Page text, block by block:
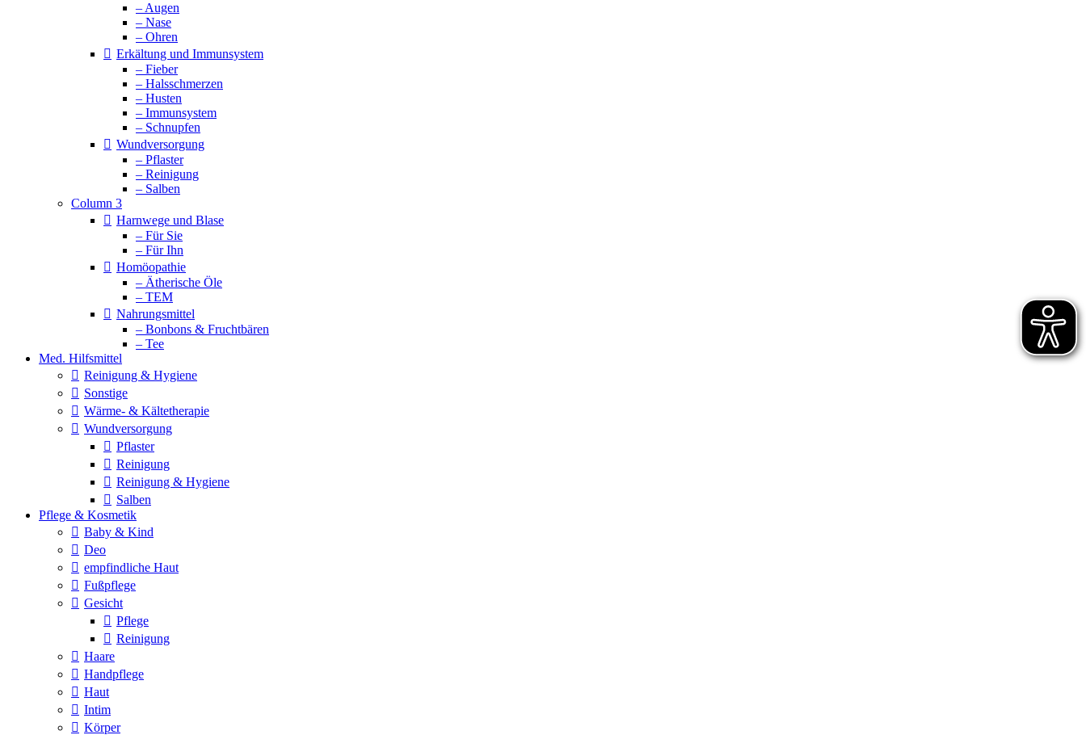
– Augen
– Nase
– Ohren
Erkältung und Immunsystem
– Fieber
– Halsschmerzen
– Husten
– Immunsystem
– Schnupfen
Wundversorgung
– Pflaster
– Reinigung
– Salben
Column 3
Harnwege und Blase
– Für Sie
– Für Ihn
Homöopathie
– Ätherische Öle
– TEM
Nahrungsmittel
– Bonbons & Fruchtbären
– Tee
Med. Hilfsmittel
Reinigung & Hygiene
Sonstige
Wärme- & Kältetherapie
Wundversorgung
Pflaster
Reinigung
Reinigung & Hygiene
Salben
Pflege & Kosmetik
Baby & Kind
Deo
empfindliche Haut
Fußpflege
Gesicht
Pflege
Reinigung
Haare
Handpflege
Haut
Intim
Körper